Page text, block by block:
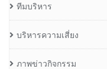
ทีมบริหาร
บริหารความเสี่ยง
ภาพข่าวกิจกรรม